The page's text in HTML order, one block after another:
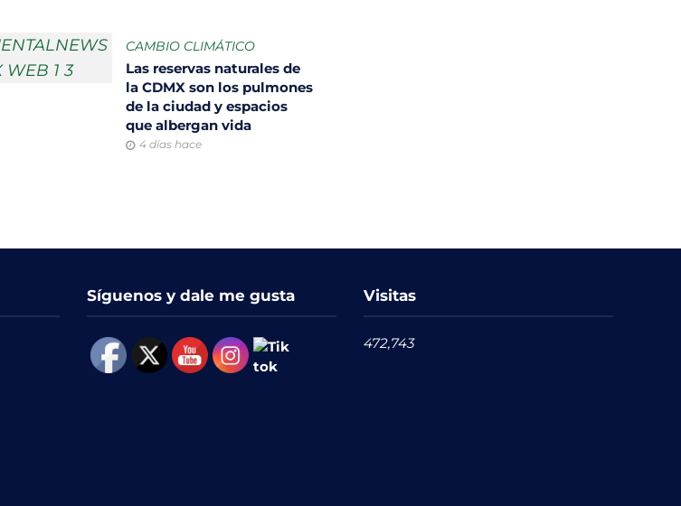
CAMBIO CLIMÁTICO
Las reservas naturales de
la CDMX son los pulmones
de la ciudad y espacios
que albergan vida
4 días hace
Síguenos y dale me gusta Visitas
472,743